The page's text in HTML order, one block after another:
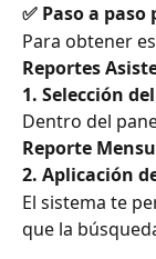
✅ Paso a
Para obtener
Reportes
1. Selección
Dentro del
Reporte
2. Aplicación
El sistema te
que la